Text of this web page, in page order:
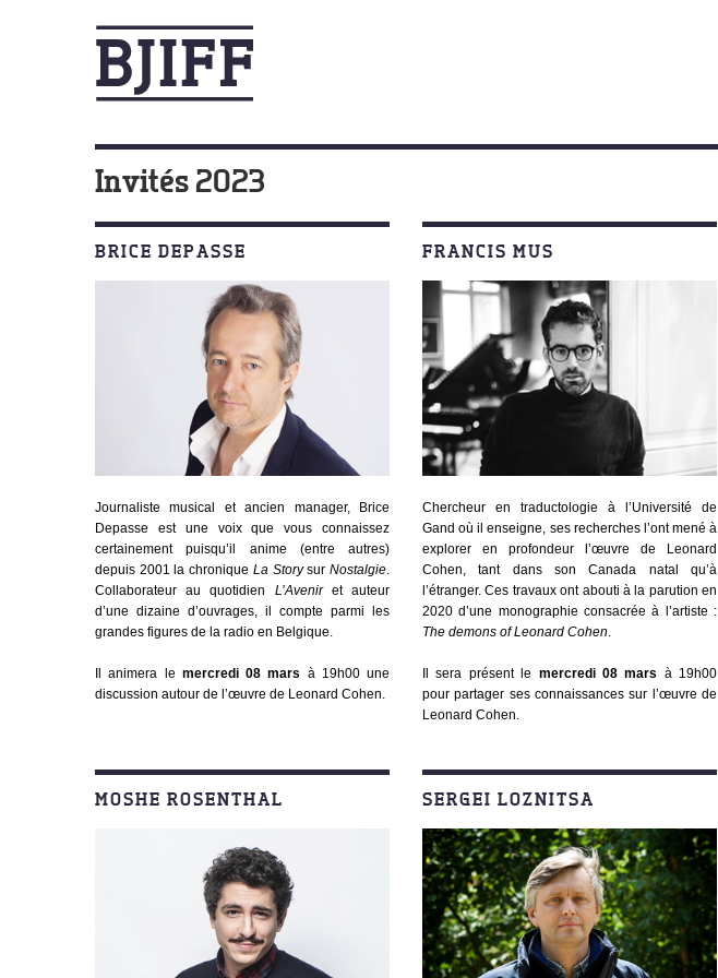
Invités 2023
BRICE DEPASSE
Journaliste musical et ancien manager, Brice
Depasse est une voix que vous connaissez
certainement puisqu’il anime (entre autres)
depuis 2001 la chronique La StorysurNostalgie.
Collaborateur au quotidien L’Aveniret auteur
d’une dizaine d’ouvrages, il compte parmi les
grandes figures de la radio en Belgique.
Il animera le mercredi 08 mars à 19h00 une
discussion autour de l’œuvre de Leonard Cohen.
FRANCIS MUS
Chercheur en traductologie à l’Université de
Gand où il enseigne, ses recherches l’ont mené à
explorer en profondeur l’œuvre de Leonard
Cohen, tant dans son Canada natal qu’à
l’étranger. Ces travaux ont abouti à la parution en
2020 d’une monographie consacrée à l’artiste :
The demons of Leonard Cohen.
Il sera présent le mercredi 08 mars à 19h00
pour partager ses connaissances sur l’œuvre de
Leonard Cohen.
MOSHE ROSENTHAL SERGEI LOZNITSA